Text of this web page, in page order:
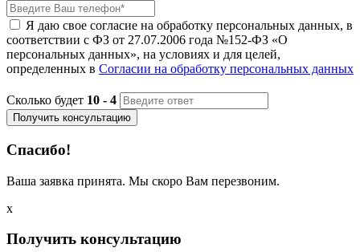
Я даю свое согласие на обработку персональных данных, в
соответствии с ФЗ от 27.07.2006 года №152-ФЗ «О
персональных данных», на условиях и для целей,
определенных в Согласии на обработку персональных данных
Сколько будет 10 - 4
Получить консультацию
Спасибо!
Ваша заявка принята. Мы скоро Вам перезвоним.
x
Получить консультацию